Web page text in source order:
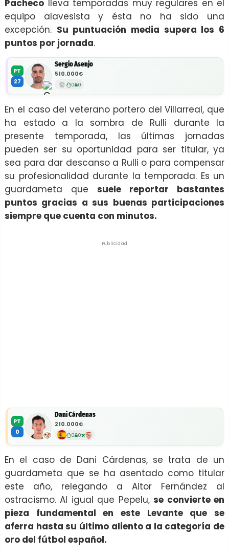
Pacheco lleva temporadas muy regulares en el
equipo alavesista y ésta no ha sido una
excepción. Su puntuación media supera los 6
puntos por jornada.
PT
27
Sergio Asenjo
510.000€
0 0
En el caso del veterano portero del Villarreal, que
ha estado a la sombra de Rulli durante la
presente temporada, las últimas jornadas
pueden ser su oportunidad para ser titular, ya
sea para dar descanso a Rulli o para compensar
su profesionalidad durante la temporada. Es un
guardameta que suele reportar bastantes
puntos gracias a sus buenas participaciones
siempre que cuenta con minutos.
Publicidad
PT
0
Dani Cárdenas
210.000€
0 0
En el caso de Dani Cárdenas, se trata de un
guardameta que se ha asentado como titular
este año, relegando a Aitor Fernández al
ostracismo. Al igual que Pepelu,se convierte en
pieza fundamental en este Levante que se
aferra hasta su último aliento a la categoría de
oro del fútbol español.